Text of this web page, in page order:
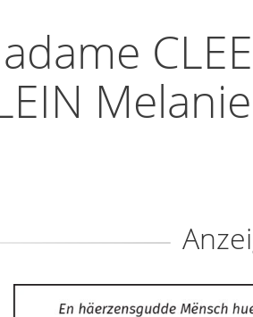
Melanie